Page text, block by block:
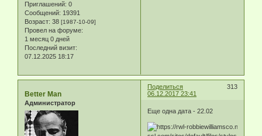
Приглашений: 0
Сообщений: 19391
Возраст: 38 [1987-10-09]
Провел на форуме:
1 месяц 0 дней
Последний визит:
07.12.2025 18:17
Поделиться
313
06.12.2017 23:41
Better Man
Администратор
Еще одна дата - 22.02